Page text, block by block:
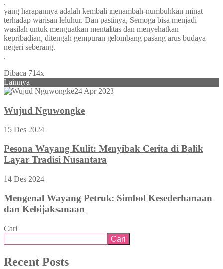
.
yang harapannya adalah kembali menambah-numbuhkan minat
terhadap warisan leluhur. Dan pastinya, Semoga bisa menjadi
wasilah untuk menguatkan mentalitas dan menyehatkan
kepribadian, ditengah gempuran gelombang pasang arus budaya
negeri seberang.
.
Dibaca 714x
Lainnya
24 Apr 2023
Wujud Nguwongke
15 Des 2024
Pesona Wayang Kulit: Menyibak Cerita di Balik
Layar Tradisi Nusantara
14 Des 2024
Mengenal Wayang Petruk: Simbol Kesederhanaan
dan Kebijaksanaan
Cari
Cari
Recent Posts